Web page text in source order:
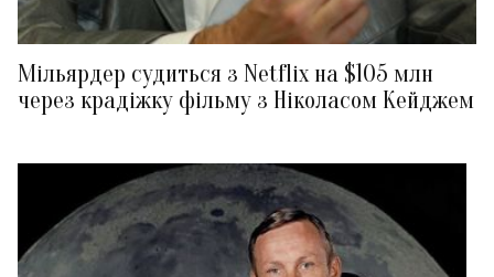
Мільярдер судиться з Netflix на $105 млн
через крадіжку фільму з Ніколасом Кейджем